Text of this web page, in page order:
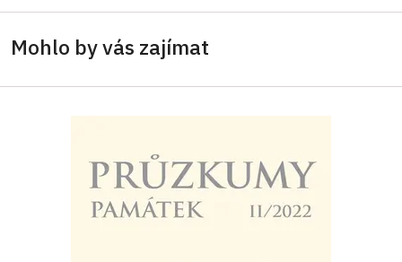
Mohlo by vás zajímat